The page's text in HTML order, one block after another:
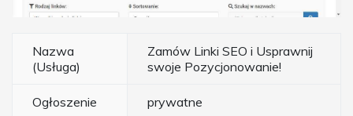
Nazwa
(Usługa)
Zamów Linki SEO i Usprawnij
swoje Pozycjonowanie!
Ogłoszenie prywatne